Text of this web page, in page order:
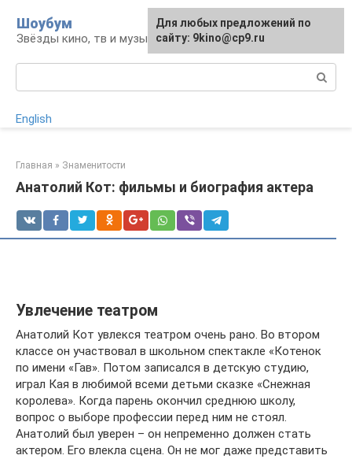
контенту
Шоубум
Звёзды кино, тв и музыки
English
Главная » Знаменитости
Анатолий Кот: фильмы и биография актера
Увлечение театром
Анатолий Кот увлекся театром очень рано. Во втором
классе он участвовал в школьном спектакле «Котенок
по имени «Гав». Потом записался в детскую студию,
играл Кая в любимой всеми детьми сказке «Снежная
королева». Когда парень окончил среднюю школу,
вопрос о выборе профессии перед ним не стоял.
Анатолий был уверен – он непременно должен стать
актером. Его влекла сцена. Он не мог даже представить
Для любых предложений по
сайту: 9kino@cp9.ru